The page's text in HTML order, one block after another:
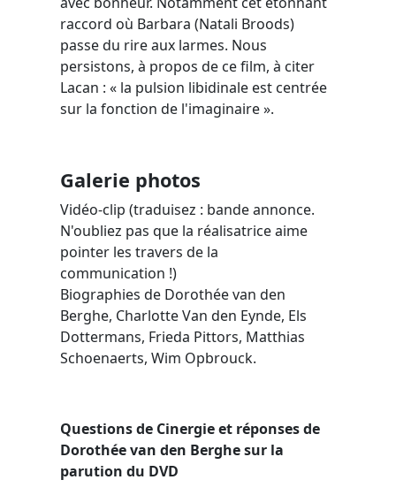
raccord où Barbara (Natali Broods)
passe du rire aux larmes. Nous
persistons, à propos de ce film, à citer
Lacan : « la pulsion libidinale est centrée
sur la fonction de l'imaginaire ».
Galerie photos
Vidéo-clip (traduisez : bande annonce.
N'oubliez pas que la réalisatrice aime
pointer les travers de la
communication !)
Biographies de Dorothée van den
Berghe, Charlotte Van den Eynde, Els
Dottermans, Frieda Pittors, Matthias
Schoenaerts, Wim Opbrouck.
Questions de Cinergie et réponses de
Dorothée van den Berghe sur la
parution du DVD